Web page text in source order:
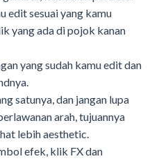
edit sesuai yang kamu
yang ada di pojok kanan
yang sudah kamu edit dan
satunya, dan jangan lupa
arah, tujuannya
lebih aesthetic.
efek, klik FX dan